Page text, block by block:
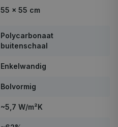
55 × 55 cm
Polycarbonaat
buitenschaal
Enkelwandig
Bolvormig
~5,7 W/m²K